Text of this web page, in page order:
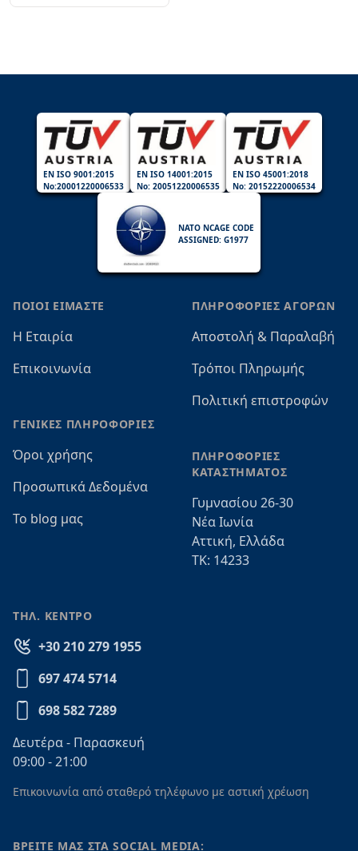
EN ISO 9001:2015
No:20001220006533
EN ISO 14001:2015
No: 20051220006535
EN ISO 45001:2018
No: 20152220006534
NATO NCAGE CODE
ASSIGNED: G1977
ΠΟΙΟΙ ΕΙΜΑΣΤΕ
Η Εταιρία
Επικοινωνία
ΓΕΝΙΚΕΣ ΠΛΗΡΟΦΟΡΙΕΣ
Όροι χρήσης
Προσωπικά Δεδομένα
Το blog μας
ΠΛΗΡΟΦΟΡΙΕΣ ΑΓΟΡΩΝ
Αποστολή & Παραλαβή
Τρόποι Πληρωμής
Πολιτική επιστροφών
ΠΛΗΡΟΦΟΡΙΕΣ
ΚΑΤΑΣΤΗΜΑΤΟΣ
Γυμνασίου 26-30
Νέα Ιωνία
Αττική, Ελλάδα
ΤΚ: 14233
ΤΗΛ. ΚΕΝΤΡΟ
+30 210 279 1955
697 474 5714
698 582 7289
Δευτέρα - Παρασκευή
09:00 - 21:00
Επικοινωνία από σταθερό τηλέφωνο με αστική χρέωση
ΒΡΕΙΤΕ ΜΑΣ ΣΤΑ SOCIAL MEDIA: